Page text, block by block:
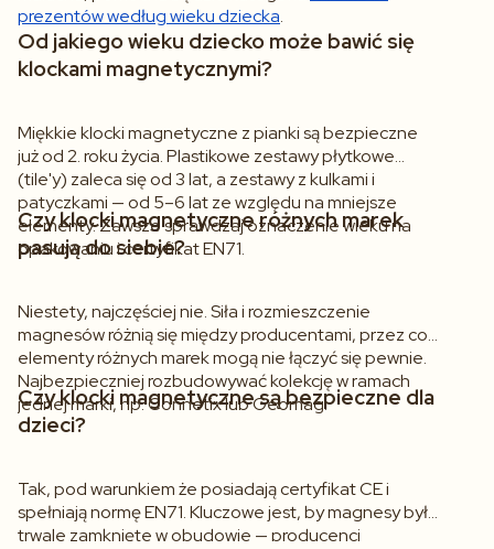
prezentów według wieku dziecka.
Od jakiego wieku dziecko może bawić się
klockami magnetycznymi?
Miękkie klocki magnetyczne z pianki są bezpieczne
już od 2. roku życia. Plastikowe zestawy płytkowe
(tile'y) zaleca się od 3 lat, a zestawy z kulkami i
patyczkami — od 5–6 lat ze względu na mniejsze
elementy. Zawsze sprawdzaj oznaczenie wieku na
opakowaniu i certyfikat EN71.
Czy klocki magnetyczne różnych marek
pasują do siebie?
Niestety, najczęściej nie. Siła i rozmieszczenie
magnesów różnią się między producentami, przez co
elementy różnych marek mogą nie łączyć się pewnie.
Najbezpieczniej rozbudowywać kolekcję w ramach
jednej marki, np. Connetix lub Geomag.
Czy klocki magnetyczne są bezpieczne dla
dzieci?
Tak, pod warunkiem że posiadają certyfikat CE i
spełniają normę EN71. Kluczowe jest, by magnesy były
trwale zamknięte w obudowie — producenci